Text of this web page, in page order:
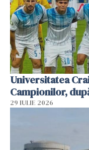
Universitatea
Campionilor,
29 IULIE 2026